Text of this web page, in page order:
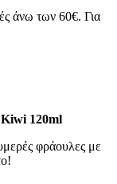
άνω των 60€. Για
120ml
φράουλες με